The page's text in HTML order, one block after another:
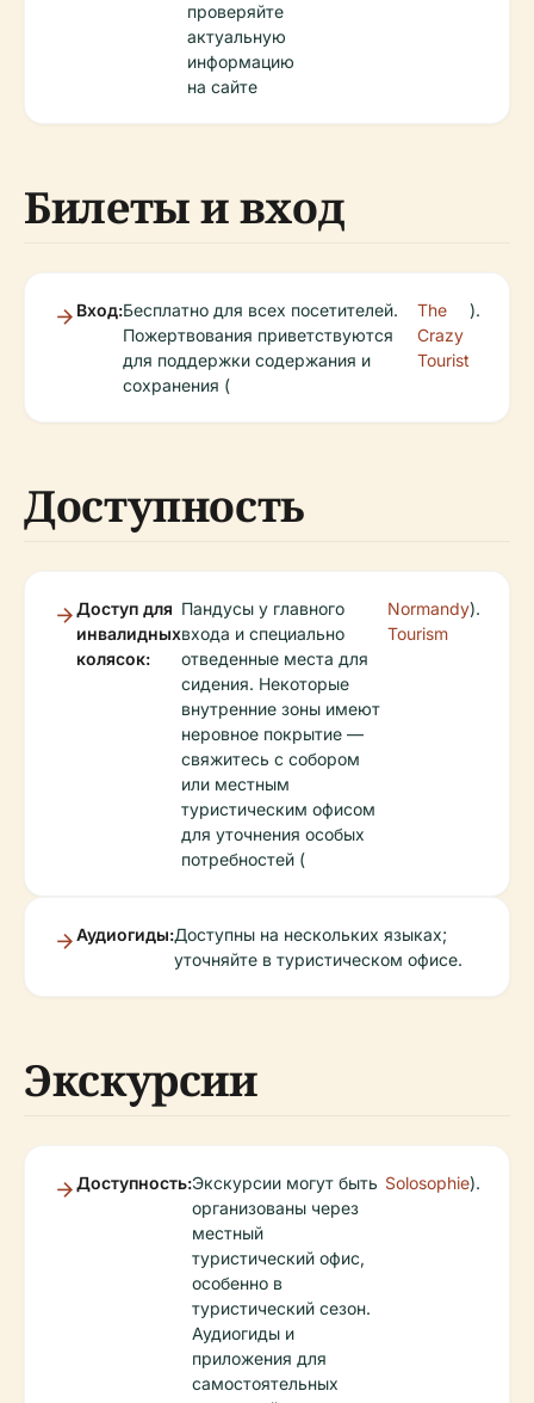
проверяйте
актуальную
информацию
на сайте
Билеты и вход
Вход:Бесплатно для всех посетителей.
Пожертвования приветствуются
для поддержки содержания и
сохранения (
The
Crazy
Tourist
).
Доступность
Доступ для
инвалидных
колясок:
Пандусы у главного
входа и специально
отведенные места для
сидения. Некоторые
внутренние зоны имеют
неровное покрытие —
свяжитесь с собором
или местным
туристическим офисом
для уточнения особых
потребностей (
Normandy
Tourism
).
Аудиогиды:Доступны на нескольких языках;
уточняйте в туристическом офисе.
Экскурсии
Доступность:Экскурсии могут быть
организованы через
местный
туристический офис,
особенно в
туристический сезон.
Аудиогиды и
приложения для
самостоятельных
Solosophie).